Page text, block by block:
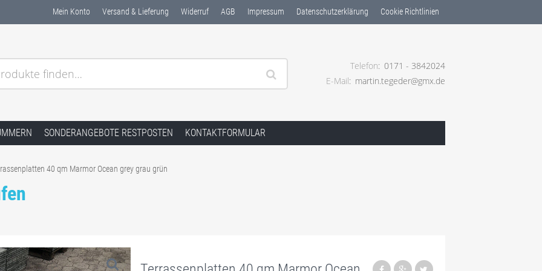
Mein Konto Versand & Lieferung Widerruf AGB Impressum Datenschutzerklärung Cookie Richtlinien
Telefon 0171 - 3842024
E-Mail
martin.tegeder@gmx.de
finden…
SONDERANGEBOTE RESTPOSTEN KONTAKTFORMULAR
40 qm Marmor Ocean grey grau grün